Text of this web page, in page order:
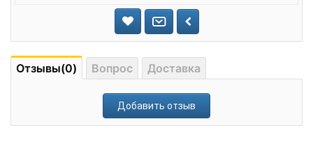
Отзывы(0) Вопрос Доставка
Добавить отзыв